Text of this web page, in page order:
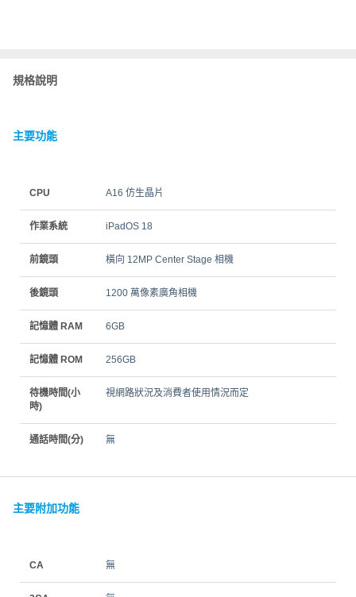
規格說明
主要功能
CPU A16 仿生晶片
作業系統 iPadOS 18
前鏡頭 橫向 12MP Center Stage 相機
後鏡頭 1200 萬像素廣角相機
記憶體 RAM 6GB
記憶體 ROM 256GB
待機時間(小
時)
視網路狀況及消費者使用情況而定
通話時間(分) 無
主要附加功能
CA 無